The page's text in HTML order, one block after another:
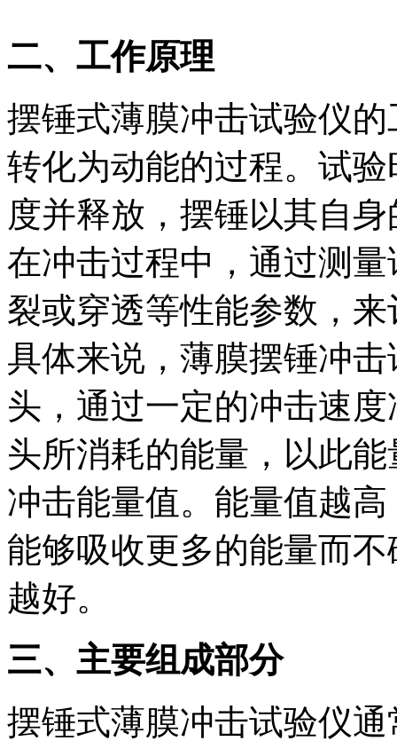
二、工作原理
摆锤式薄膜冲击试验仪
转化为动能的过程。试
度并释放，摆锤以其自
在冲击过程中，通过测
裂或穿透等性能参数，
具体来说，薄膜摆锤冲
头，通过一定的冲击速
头所消耗的能量，以此
冲击能量值。能量值越
能够吸收更多的能量而
越好。
三、主要组成部分
摆锤式薄膜冲击试验仪